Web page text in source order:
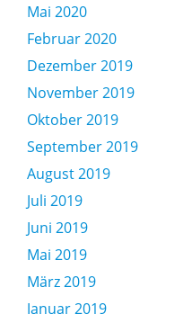
Mai 2020
Februar 2020
Dezember 2019
November 2019
Oktober 2019
September 2019
August 2019
Juli 2019
Juni 2019
Mai 2019
März 2019
Januar 2019